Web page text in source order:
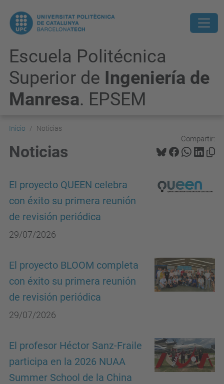
Escuela Politécnica
Superior de Ingeniería de
Manresa. EPSEM
Inicio Noticias
Compartir:
Noticias
El proyecto QUEEN celebra
con éxito su primera reunión
de revisión periódica
29/07/2026
El proyecto BLOOM completa
con éxito su primera reunión
de revisión periódica
29/07/2026
El profesor Héctor Sanz-Fraile
participa en la 2026 NUAA
Summer School de la China